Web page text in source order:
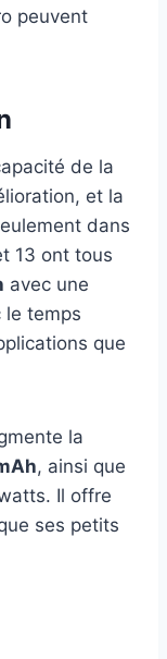
peuvent
de la
et la
dans
13 ont tous
avec une
le temps
que
la
, ainsi que
Il offre
ses petits